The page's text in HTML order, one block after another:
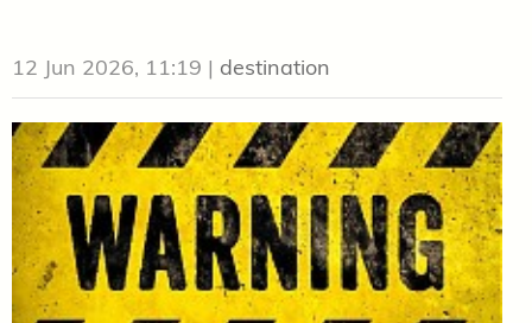
12 Jun 2026, 11:19 | destination